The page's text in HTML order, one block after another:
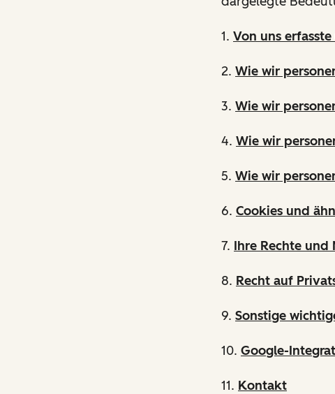
1. Von uns
2. Wie wir
3. Wie wir
4. Wie wir
5. Wie wir
6. Cookies und
7. Ihre Rechte und
8. Recht auf
9. Sonstige
10. Google-
11. Kontakt